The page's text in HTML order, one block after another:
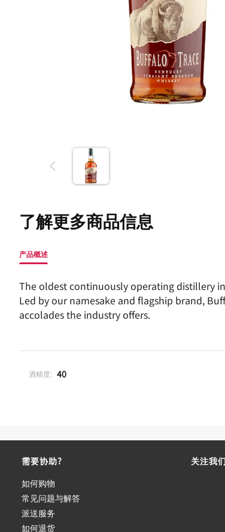
了解更多商品信息
产品概述
The oldest continuously operating distillery
Led by our namesake and flagship brand,
accolades the industry offers.
酒精度: 40
需要协助?
如何购物
常见问题与解答
派送服务
如何退货
关注我